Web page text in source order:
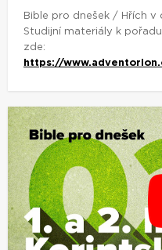
Bible pro dnešek / Hřích
Studijní materiály k
zde:
https://